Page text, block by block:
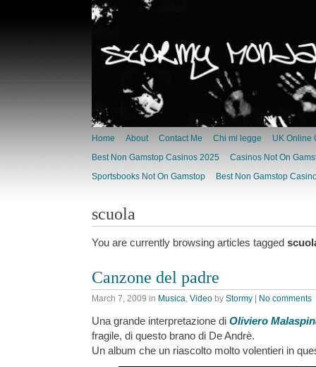
Home About Contact Me Chi mi legge
UK Online
Best Non Gamstop Casinos 2025
Casinos Not On
Sportsbooks Not On Gamstop
Best Non Gamstop
scuola
You are currently browsing articles tagged
Canzone del padre
March 7, 2009 in Musica Video by Stormy | No comments
Una grande interpretazione di Oliviero
fragile, di questo brano di De Andrè.
Un album che un riascolto molto volentieri in